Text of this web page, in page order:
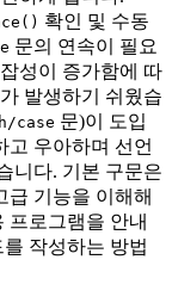
확인 및 수동
문의 연속이 필요
성이 증가함에 따
발생하기 쉬웠습
case 문)이 도입
고 우아하며 선언
니다. 기본 구문은
급 기능을 이해해
프로그램을 안내
작성하는 방법